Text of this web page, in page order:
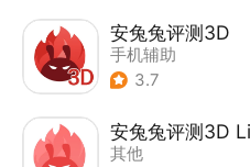
安兔兔评测3D
手机辅助
3.7
其他